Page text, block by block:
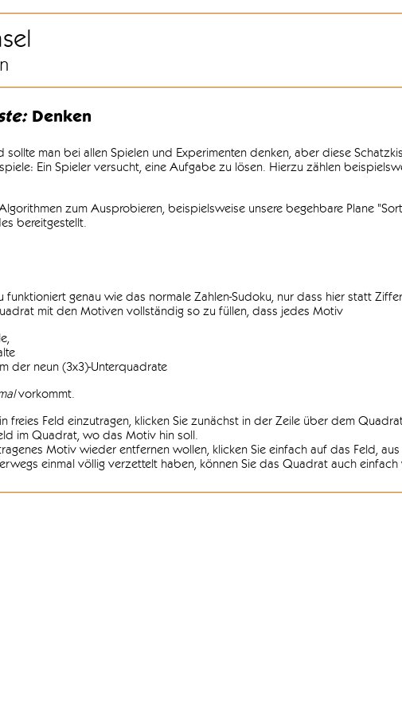
Denken
sollte man bei allen Spielen und Experimenten denken, aber diese
Ein Spieler versucht, eine Aufgabe zu lösen. Hierzu zählen
zum Ausprobieren, beispielsweise unsere begehbare Plane
bereitgestellt.
funktioniert genau wie das normale Zahlen-Sudoku, nur dass hier statt
mit den Motiven vollständig so zu füllen, dass jedes Motiv
der neun (3x3)-Unterquadrate
vorkommt.
freies Feld einzutragen, klicken Sie zunächst in der Zeile über dem
im Quadrat, wo das Motiv hin soll.
Motiv wieder entfernen wollen, klicken Sie einfach auf das Feld,
einmal völlig verzettelt haben, können Sie das Quadrat auch